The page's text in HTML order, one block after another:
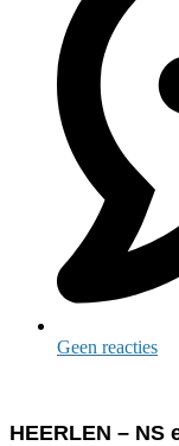
Geen reacties
HEERLEN – NS